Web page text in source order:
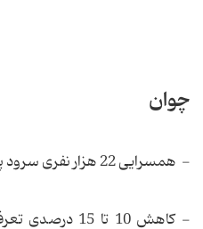
چوان
- همسرایی 22 هزار نفری سرود پیروزی 22 بهمن در میدان آزادی
- کاهش 10 تا